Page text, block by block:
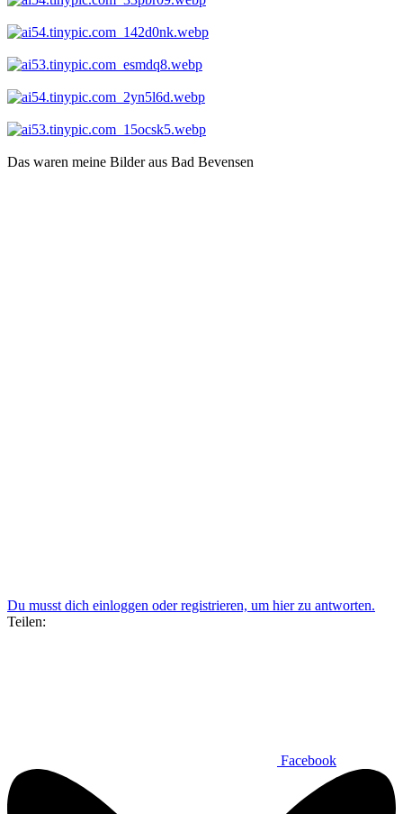
Das waren meine Bilder aus Bad Bevensen
Du musst dich einloggen oder registrieren, um hier zu antworten.
Teilen:
Facebook